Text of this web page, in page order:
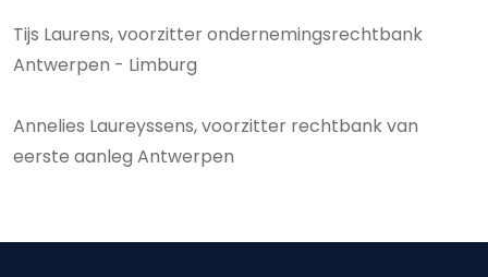
Tijs Laurens, voorzitter ondernemingsrechtbank
Antwerpen - Limburg
Annelies Laureyssens, voorzitter rechtbank van
eerste aanleg Antwerpen